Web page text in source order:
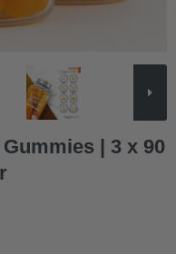
| 3 x 90